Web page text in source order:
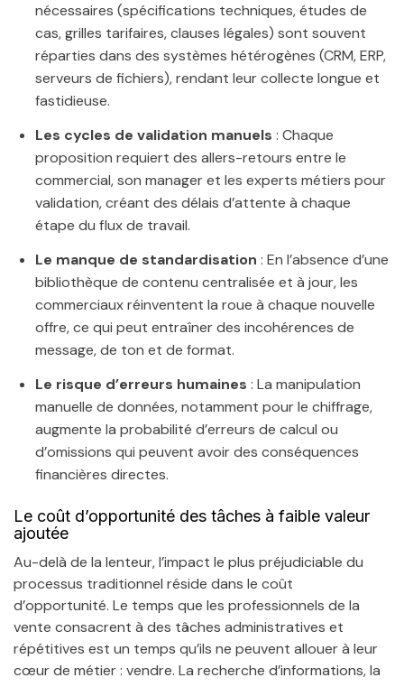
nécessaires (spécifications techniques, études de
cas, grilles tarifaires, clauses légales) sont souvent
réparties dans des systèmes hétérogènes (CRM, ERP,
serveurs de fichiers), rendant leur collecte longue et
fastidieuse.
Les cycles de validation manuels : Chaque
proposition requiert des allers-retours entre le
commercial, son manager et les experts métiers pour
validation, créant des délais d’attente à chaque
étape du flux de travail.
Le manque de standardisation : En l’absence d’une
bibliothèque de contenu centralisée et à jour, les
commerciaux réinventent la roue à chaque nouvelle
offre, ce qui peut entraîner des incohérences de
message, de ton et de format.
Le risque d’erreurs humaines : La manipulation
manuelle de données, notamment pour le chiffrage,
augmente la probabilité d’erreurs de calcul ou
d’omissions qui peuvent avoir des conséquences
financières directes.
Le coût d’opportunité des tâches à faible valeur
ajoutée
Au-delà de la lenteur, l’impact le plus préjudiciable du
processus traditionnel réside dans le coût
d’opportunité. Le temps que les professionnels de la
vente consacrent à des tâches administratives et
répétitives est un temps qu’ils ne peuvent allouer à leur
cœur de métier : vendre. La recherche d’informations, la